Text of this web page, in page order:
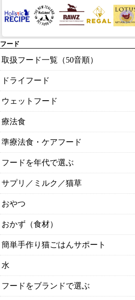
フード
取扱フード一覧（50音順）
ドライフード
ウェットフード
療法食
準療法食・ケアフード
フードを年代で選ぶ
サプリ／ミルク／猫草
おやつ
おかず（食材）
簡単手作り猫ごはんサポート
水
フードをブランドで選ぶ